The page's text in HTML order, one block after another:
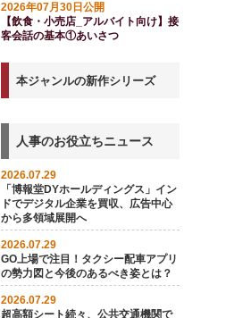
2026年07月30日公開
【飲食・小売店_アルバイト向け】接
客会話の基本①あいさつ
本ジャンルの新作シリーズ
人事のお役立ちニュース
2026.07.29
「博報堂DYホールディングス」イン
ドでデジタル企業を買収、広告中心
から多領域展開へ
2026.07.29
GO上場で注目！タクシー配車アプリ
の勢力図と今後のあるべき姿とは？
2026.07.29
超高額シート続々、公共交通機関で